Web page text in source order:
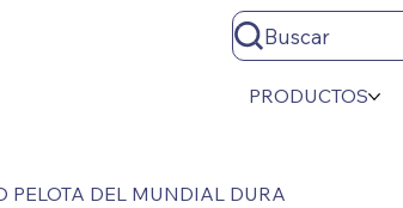
Buscar
PRODUCTOS
PELOTA DEL MUNDIAL DURA